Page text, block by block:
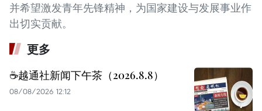
并希望激发青年先锋精神，为国家建设与发展事业作
出切实贡献。
更多
☕️越通社新闻下午茶（2026.8.8）
08/08/2026 12:12